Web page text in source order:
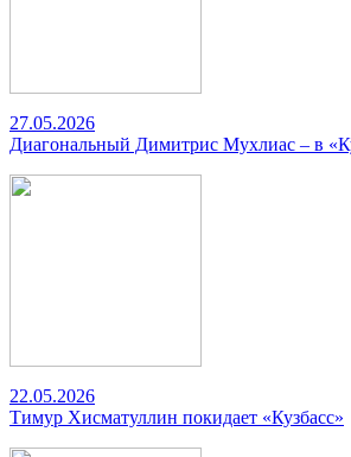
27.05.2026
Диагональный Димитрис Мухлиас – в
22.05.2026
Тимур Хисматуллин покидает «Кузбасс»